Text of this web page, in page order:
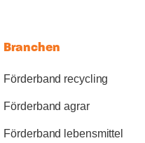
Branchen
Förderband recycling
Förderband agrar
Förderband lebensmittel